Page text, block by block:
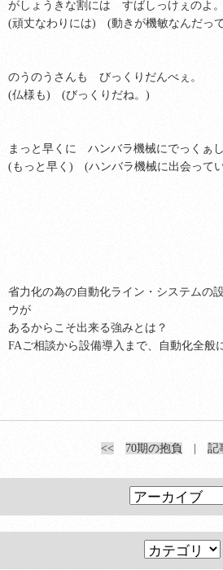
がしょうきな割には すばしっけぇのよ。
(頑丈なわりには) (動きが機敏なんだっ
のうのうさんも びっくりだんべぇ。
(仏様も) (びっくりだね。)
まっと早くに ハンバラ機械にでっくぁし
(もっと早く) (ハンバラ機械に出会って
省力化の為の自動化ライン・システムの
ウが
あるからこそ出来る強みとは？
FAご相談から設備導入まで、自動化全般
<< 70期の抱負 記